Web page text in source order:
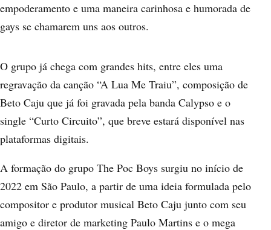
empoderamento e uma maneira carinhosa e humorada de
gays se chamarem uns aos outros.
O grupo já chega com grandes hits, entre eles uma
regravação da canção “A Lua Me Traiu”, composição de
Beto Caju que já foi gravada pela banda Calypso e o
single “Curto Circuito”, que breve estará disponível nas
plataformas digitais.
A formação do grupo The Poc Boys surgiu no início de
2022 em São Paulo, a partir de uma ideia formulada pelo
compositor e produtor musical Beto Caju junto com seu
amigo e diretor de marketing Paulo Martins e o mega